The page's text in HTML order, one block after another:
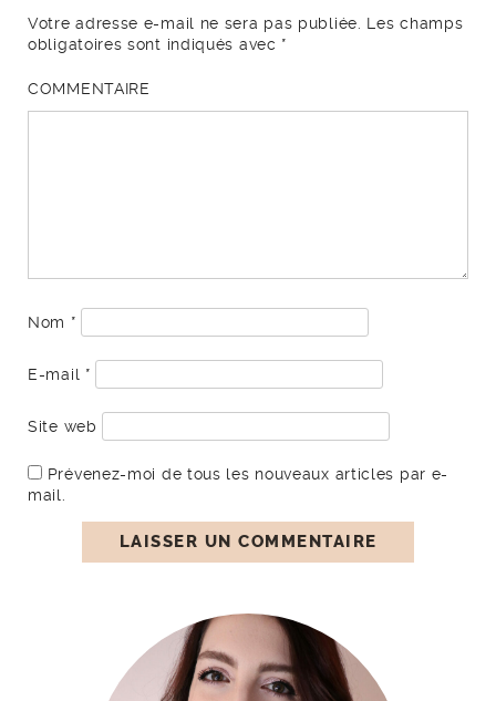
Votre adresse e-mail ne sera pas publiée.
Les champs
obligatoires sont indiqués avec *
COMMENTAIRE
Nom *
E-mail *
Site web
Prévenez-moi de tous les nouveaux articles par e-
mail.